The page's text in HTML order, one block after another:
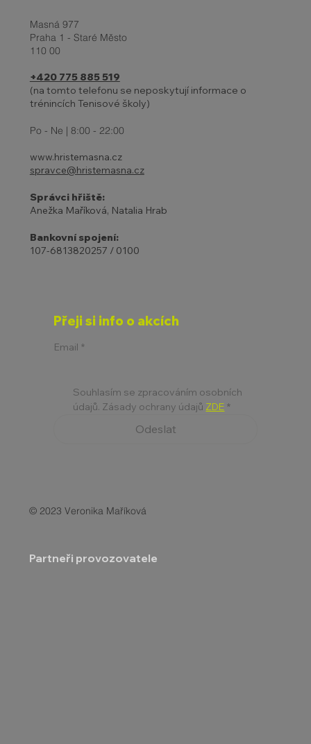
Masná 977
Praha 1 - Staré Město
110 00
+420 775 885 519
(na tomto telefonu se neposkytují informace o
trénincích Tenisové školy)
Po - Ne | 8:00 - 22:00
www.hristemasna.cz
spravce@hristemasna.cz
Správci hřiště:
Anežka Maříková, Natalia Hrab
Bankovní spojení:
107-6813820257 / 0100
Přeji si info o akcích
Email *
Souhlasím se zpracováním osobních
údajů. Zásady ochrany údajů ZDE *
Odeslat
© 2023 Veronika Maříková
Partneři provozovatele